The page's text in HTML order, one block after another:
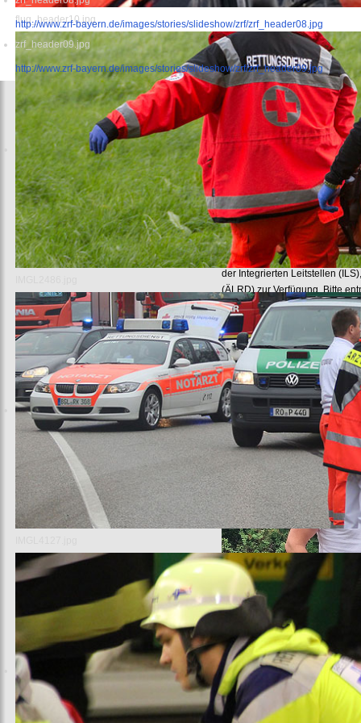
flug_header10.jpg
http://www.zrf-bayern.de/images/stories/slideshow/zrf/zrf_header08.jpg
zrf_header09.jpg
http://www.zrf-bayern.de/images/stories/slideshow/zrf/zrf_header09.jpg
Start
Liebe Besucherinnen und
herzlich willkommen auf dem
Rettungsdienst und
Auf diesen Seiten finden Sie
des Rettungsdienstes und
Arbeitsgemeinschaft als ihrer
Gerne stehen wir und unsere
der Integrierten Leitstellen
(ÄLRD) zur Verfügung. Bitte
Bayernaufgeführten Übersicht.
Wir wünschen Ihnen einen
Mit freundlichen Grüßen
Ihre ARGE ZRF Bayern